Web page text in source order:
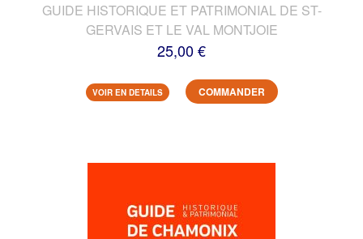
GUIDE HISTORIQUE ET PATRIMONIAL DE ST-
GERVAIS ET LE VAL MONTJOIE
25,00 €
VOIR EN DETAILS COMMANDER